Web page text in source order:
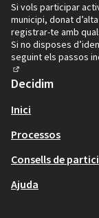
Si vols participar
municipi, donat
registrar-te amb
Si no disposes
seguint els passos
(Enllaç extern)
Decidim
Inici
Processos
Consells de
Ajuda